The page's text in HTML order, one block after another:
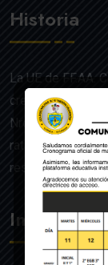
Historia
La UE de FF.AA.
creado mediante
Nro. 140, dado
ratificado por el
resolución Nro.
Institución